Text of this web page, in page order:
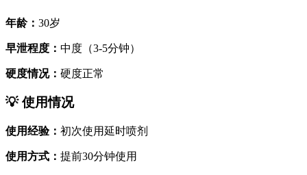
年龄： 30岁
早泄程度： 中度（3-5分钟）
硬度情况： 硬度正常
💡 使用情况
使用经验： 初次使用延时喷剂
使用方式： 提前30分钟使用